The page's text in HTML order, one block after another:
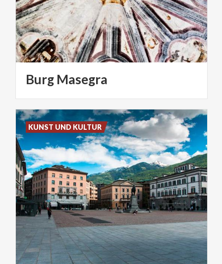
Burg Masegra
KUNST UND KULTUR